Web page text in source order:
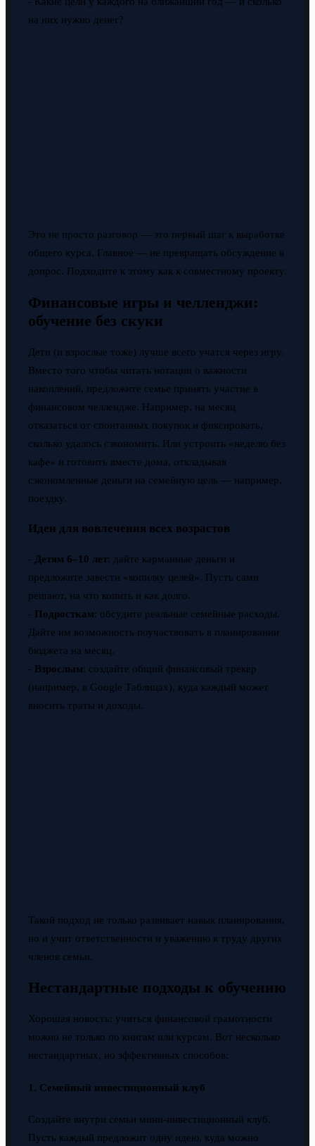
на них нужно денег?
Это не просто разговор — это первый шаг к выработке
общего курса. Главное — не превращать обсуждение в
допрос. Подходите к этому как к совместному проекту.
Финансовые игры и челленджи:
обучение без скуки
Дети (и взрослые тоже) лучше всего учатся через игру.
Вместо того чтобы читать нотации о важности
накоплений, предложите семье принять участие в
финансовом челлендже. Например, на месяц
отказаться от спонтанных покупок и фиксировать,
сколько удалось сэкономить. Или устроить «неделю без
кафе» и готовить вместе дома, откладывая
сэкономленные деньги на семейную цель — например,
поездку.
Идеи для вовлечения всех возрастов
- Детям 6–10 лет: дайте карманные деньги и
предложите завести «копилку целей». Пусть сами
решают, на что копить и как долго.
- Подросткам: обсудите реальные семейные расходы.
Дайте им возможность поучаствовать в планировании
бюджета на месяц.
- Взрослым: создайте общий финансовый трекер
(например, в Google Таблицах), куда каждый может
вносить траты и доходы.
Такой подход не только развивает навык планирования,
но и учит ответственности и уважению к труду других
членов семьи.
Нестандартные подходы к обучению
Хорошая новость: учиться финансовой грамотности
можно не только по книгам или курсам. Вот несколько
нестандартных, но эффективных способов:
1. Семейный инвестиционный клуб
Создайте внутри семьи мини-инвестиционный клуб.
Пусть каждый предложит одну идею, куда можно